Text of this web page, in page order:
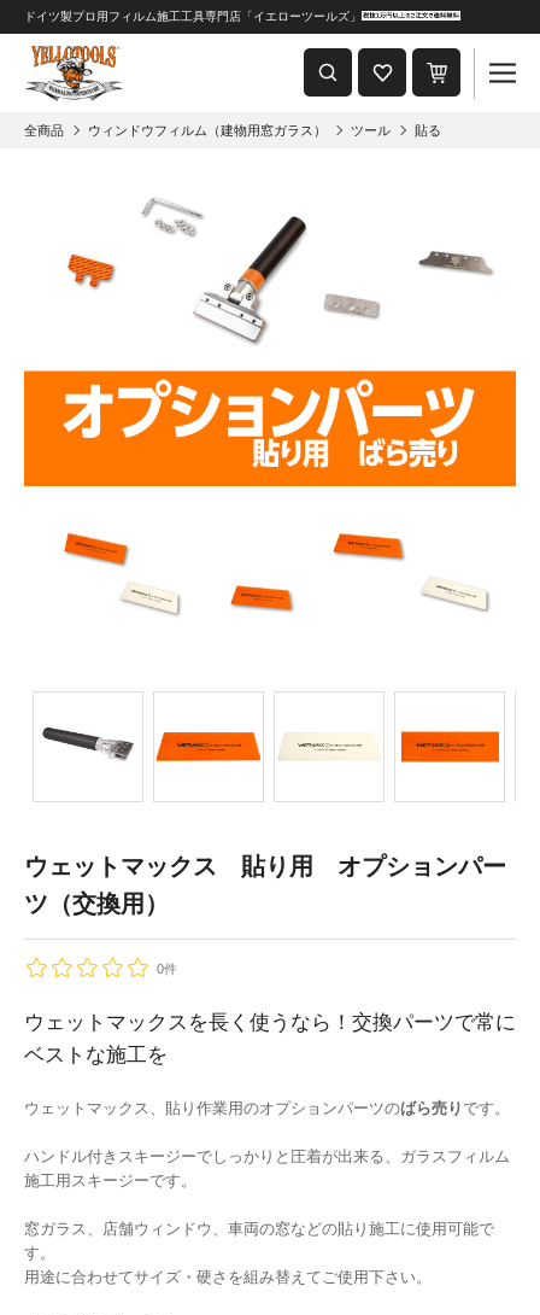
重要なおしらせ
2024年8月1日 価格改定につきまして
ドイツ製プロ用フィルム施工工具専門店「イエローツールズ」
全商品 ウィンドウフィルム（建物用窓ガラス） ツール 貼る
ウェットマックス 貼り用 オプションパー
ツ（交換用）
0件
ウェットマックスを長く使うなら！交換パーツで常に
ベストな施工を
ウェットマックス、貼り作業用のオプションパーツのばら売り です。
ハンドル付きスキージーでしっかりと圧着が出来る、ガラスフィルム
施工用スキージーです。
窓ガラス、店舗ウィンドウ、車両の窓などの貼り施工に使用可能で
す。
用途に合わせてサイズ・硬さを組み替えてご使用下さい。